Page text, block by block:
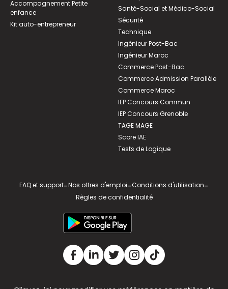
Accompagnement Petite
enfance
Kit auto-entrepreneur
Santé-Social et Médico-Social
Sécurité
Technique
Ingénieur Post-Bac
Ingénieur Maroc
Commerce Post-Bac
Commerce Admission Parallèle
Commerce Maroc
IEP Concours Commun
IEP Concours Grenoble
TAGE MAGE
Score IAE
Tests de Logique
FAQ et support-Nos offres d'emploi-Conditions d'utilisation-
Règles de confidentialité